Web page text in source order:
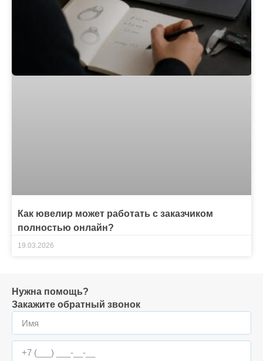
Как ювелир может работать с заказчиком
полностью онлайн?
19.03.2026
Нужна помощь?
Закажите обратный звонок